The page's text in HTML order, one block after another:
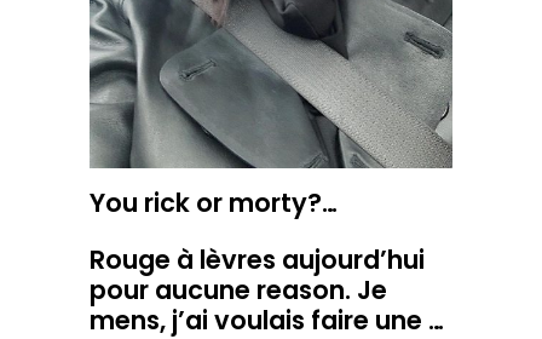
You rick or morty?…
Rouge à lèvres aujourd’hui
pour aucune reason. Je
mens, j’ai voulais faire une …